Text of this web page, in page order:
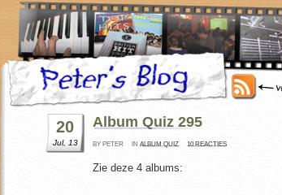
20
Jul, 13
Album Quiz 295
BY PETER IN ALBUM QUIZ 10 REACTIES
Zie deze 4 albums: